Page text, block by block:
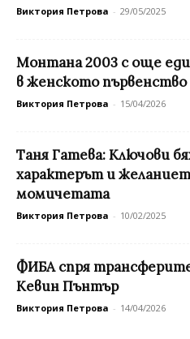
Виктория Петрова - 29/05/2025
Монтана 2003 с още
в женското първенство
Виктория Петрова - 15/04/2026
Таня Гатева: Ключови
характерът и
момичетата
Виктория Петрова - 10/02/2025
ФИБА спря
Кевин Пънтър
Виктория Петрова - 14/04/2026